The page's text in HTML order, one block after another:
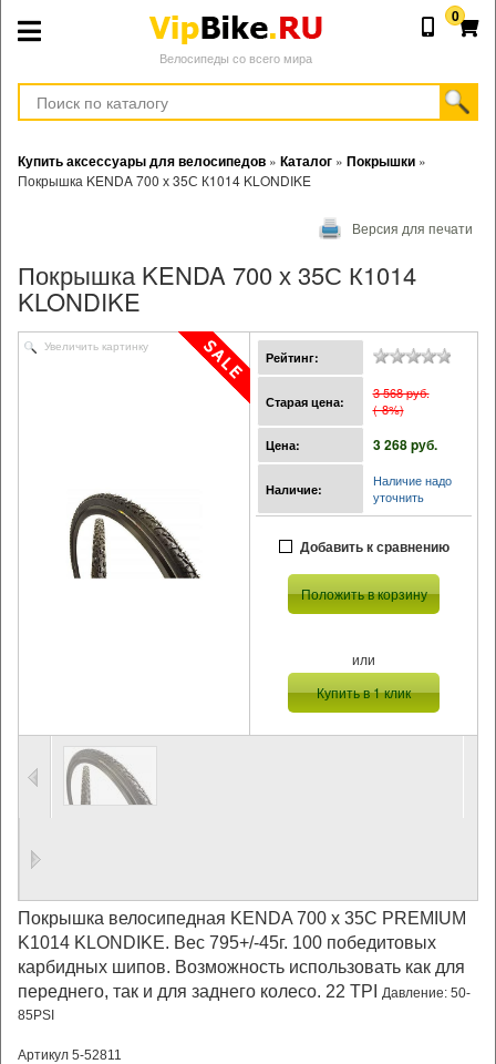
Велосипеды со всего мира
0
Купить аксессуары для велосипедов » Каталог » Покрышки »
Покрышка KENDA 700 х 35С К1014 KLONDIKE
Версия для печати
Покрышка KENDA 700 х 35С К1014
KLONDIKE
Увеличить картинку
Рейтинг:
Старая цена:
3 568 pуб.
(-8%)
Цена: 3 268 pуб.
Наличие:
Наличие надо
уточнить
Добавить к сравнению
Положить в корзину
или
Купить в 1 клик
Покрышка велосипедная KENDA 700 х 35С PREMIUM
K1014 KLONDIKE. Вес 795+/-45г. 100 победитовых
карбидных шипов. Возможность использовать как для
переднего, так и для заднего колесо. 22 TPI
Давление: 50-
85PSI
Артикул 5-52811